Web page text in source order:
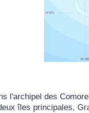
l'archipel des
îles principales,